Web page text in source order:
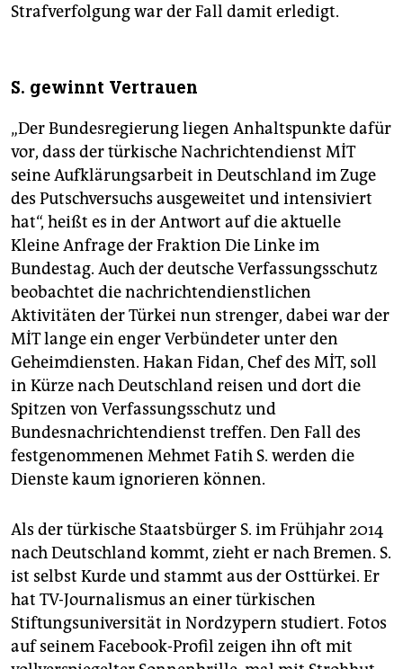
Strafverfolgung war der Fall damit erledigt.
S. gewinnt Vertrauen
„Der Bundesregierung liegen Anhaltspunkte dafür
vor, dass der türkische Nachrichtendienst MİT
seine Aufklärungsarbeit in Deutschland im Zuge
des Putschversuchs ausgeweitet und intensiviert
hat“, heißt es in der Antwort auf die aktuelle
Kleine Anfrage der Fraktion Die Linke im
Bundestag. Auch der deutsche Verfassungsschutz
beobachtet die nachrichtendienstlichen
Aktivitäten der Türkei nun strenger, dabei war der
MİT lange ein enger Verbündeter unter den
Geheimdiensten. Hakan Fidan, Chef des MİT, soll
in Kürze nach Deutschland reisen und dort die
Spitzen von Verfassungsschutz und
Bundesnachrichtendienst treffen. Den Fall des
festgenommenen Mehmet Fatih S. werden die
Dienste kaum ignorieren können.
Als der türkische Staatsbürger S. im Frühjahr 2014
nach Deutschland kommt, zieht er nach Bremen. S.
ist selbst Kurde und stammt aus der Osttürkei. Er
hat TV-Journalismus an einer türkischen
Stiftungsuniversität in Nordzypern studiert. Fotos
auf seinem Facebook-Profil zeigen ihn oft mit